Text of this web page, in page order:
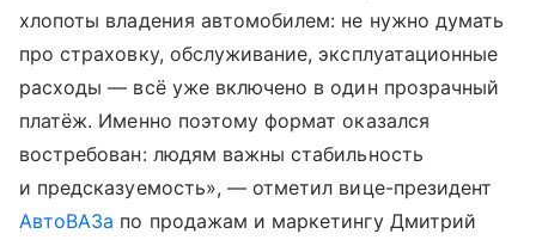
хлопоты владения автомобилем: не нужно думать
про страховку, обслуживание, эксплуатационные
расходы — всё уже включено в один прозрачный
платёж. Именно поэтому формат оказался
востребован: людям важны стабильность
и предсказуемость», — отметил вице-президент
АвтоВАЗа по продажам и маркетингу Дмитрий